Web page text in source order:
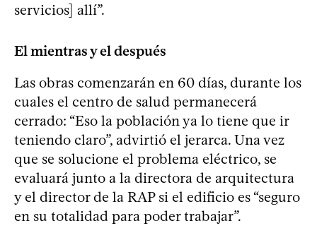
servicios] allí”.
El mientras y el después
Las obras comenzarán en 60 días, durante los
cuales el centro de salud permanecerá
cerrado: “Eso la población ya lo tiene que ir
teniendo claro”, advirtió el jerarca. Una vez
que se solucione el problema eléctrico, se
evaluará junto a la directora de arquitectura
y el director de la RAP si el edificio es “seguro
en su totalidad para poder trabajar”.